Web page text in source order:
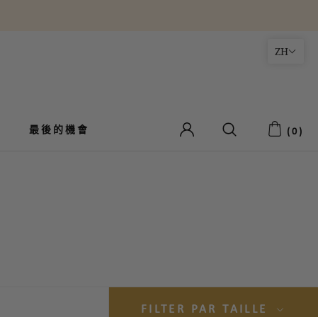
最後的機會
最後的機會 ( 0 )
FILTER PAR TAILLE
ZH